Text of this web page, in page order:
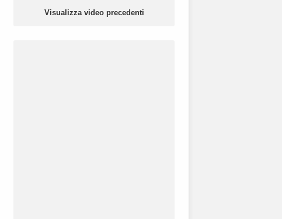
Visualizza video precedenti